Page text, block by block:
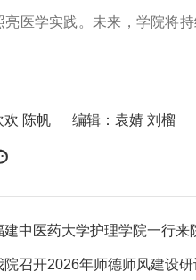
亮医学实践。未来，学院将
欢 陈帆 编辑：袁婧 刘榴
建中医药大学护理学院一行来
院召开2026年师德师风建设